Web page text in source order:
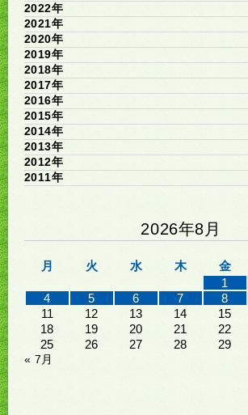
2022年
2021年
2020年
2019年
2018年
2017年
2016年
2015年
2014年
2013年
2012年
2011年
2026年8月
月 火 水 木 金
1
4
5 6 7 8
11
12 13 14 15
18
19 20 21 22
25
26 27 28 29
« 7月